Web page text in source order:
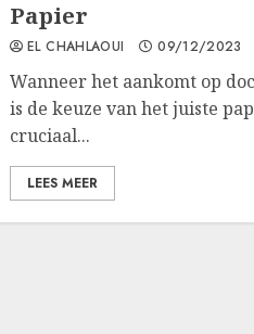
Papier
EL CHAHLAOUI 09/12/2023
Wanneer het aankomt op
is de keuze van het juiste
cruciaal...
LEES MEER